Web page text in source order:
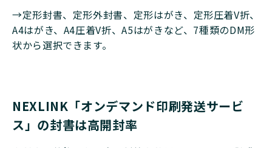
→定形封書、定形外封書、定形はがき、定形圧着V折、
A4はがき、A4圧着V折、A5はがきなど、7種類のDM形
状から選択できます。
NEXLINK「オンデマンド印刷発送サービ
ス」の封書は高開封率